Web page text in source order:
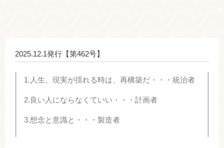
2025.12.1発行【第462号】
1.人生、現実が揺れる時は、再構築だ・・・統治者
2.良い人にならなくていい・・・計画者
3.想念と意識と・・・製造者